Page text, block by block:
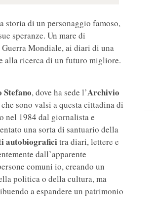
storia di un personaggio famoso,
speranze. Un mare di
Mondiale, ai diari di una
alla ricerca di un futuro migliore.
Stefano, dove ha sede l’Archivio
sono valsi a questa cittadina di
nel 1984 dal giornalista e
una sorta di santuario della
autobiograficitra diari, lettere e
dall’apparente
comuni io, creando un
politica o della cultura, ma
a espandere un patrimonio